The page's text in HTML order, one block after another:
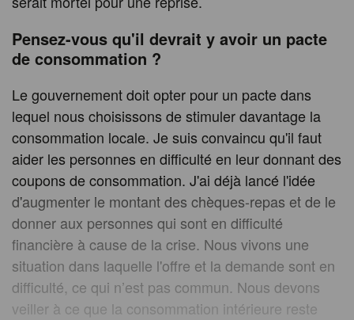
Pensez-vous qu'il devrait y avoir un pacte
de consommation ?
Le gouvernement doit opter pour un pacte dans
lequel nous choisissons de stimuler davantage la
consommation locale. Je suis convaincu qu'il faut
aider les personnes en difficulté en leur donnant des
coupons de consommation. J'ai déjà lancé l'idée
d'augmenter le montant des chèques-repas et de le
donner aux personnes qui sont en difficulté
financière à cause de la crise. Nous vivons une
situation dans laquelle l'offre et la demande sont en
difficulté, ce qui n’est pas commun. Nous devons
veiller à ce que la consommation intérieure reste